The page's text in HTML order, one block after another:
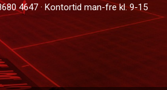
4647 · Kontortid man-fre kl. 9-15